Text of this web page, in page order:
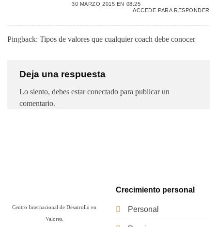
30 MARZO 2015 EN 08:25
ACCEDE PARA RESPONDER
Pingback: Tipos de valores que cualquier coach debe conocer
Deja una respuesta
Lo siento, debes estarconectado para publicar un
comentario.
Centro Internacional de Desarrollo en
Valores.
Crecimiento personal
Personal